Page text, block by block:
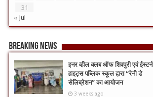
31
« Jul
Breaking News
इनर व्हील क्लब ऑफ शिवपुरी एवं ईस्टर्न
हाइट्स पब्लिक स्कूल द्वारा “रेनी डे
सेलिब्रेशन” का आयोजन
3 weeks ago